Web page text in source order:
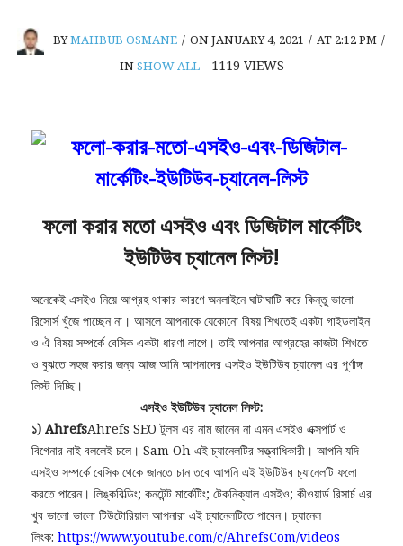
BYMAHBUB OSMANE / ON JANUARY 4, 2021 / AT 2:12 PM /
INSHOW ALL 1119 VIEWS
ফলো করার মতো এসইও এবং ডিজিটাল মার্কেটিং
ইউটিউব চ্যানেল লিস্ট!
অনেকেই এসইও নিয়ে আগ্রহ থাকার কারণে অনলাইনে ঘাটাঘাটি করে কিন্তু ভালো
রিসোর্স খুঁজে পাচ্ছেন না। আসলে আপনাকে যেকোনো বিষয় শিখতেই একটা গাইডলাইন
ও ঐ বিষয় সম্পর্কে বেসিক একটা ধারণা লাগে। তাই আপনার আগ্রহের কাজটা শিখতে
ও বুঝতে সহজ করার জন্য আজ আমি আপনাদের এসইও ইউটিউব চ্যানেল এর পূর্ণাঙ্গ
লিস্ট দিচ্ছি।
এসইও ইউটিউব চ্যানেল লিস্ট:
১) AhrefsAhrefs SEO টুলস এর নাম জানেন না এমন এসইও এক্সপার্ট ও
বিগেনার নাই বললেই চলে। Sam Oh এই চ্যানেলটির সত্ত্বাধিকারী। আপনি যদি
এসইও সম্পর্কে বেসিক থেকে জানতে চান তবে আপনি এই ইউটিউব চ্যানেলটি ফলো
করতে পারেন। লিঙ্কবিল্ডিং; কনটেন্ট মার্কেটিং; টেকনিক্যাল এসইও; কীওয়ার্ড রিসার্চ এর
খুব ভালো ভালো টিউটোরিয়াল আপনারা এই চ্যানেলটিতে পাবেন। চ্যানেল
লিংক: https://www.youtube.com/c/AhrefsCom/videos